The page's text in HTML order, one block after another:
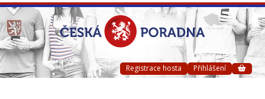
Registrace hosta Přihlášení